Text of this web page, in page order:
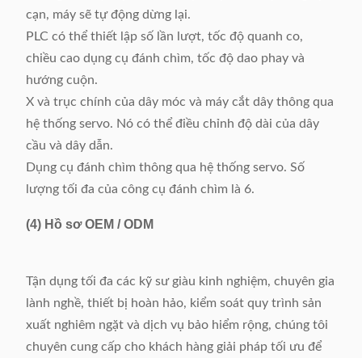
cạn, máy sẽ tự động dừng lại.
PLC có thể thiết lập số lần lượt, tốc độ quanh co,
chiều cao dụng cụ đánh chìm, tốc độ dao phay và
hướng cuộn.
X và trục chính của dây móc và máy cắt dây thông qua
hệ thống servo. Nó có thể điều chỉnh độ dài của dây
cầu và dây dẫn.
Dụng cụ đánh chìm thông qua hệ thống servo. Số
lượng tối đa của công cụ đánh chìm là 6.
(4) Hồ sơ OEM / ODM
Tận dụng tối đa các kỹ sư giàu kinh nghiệm, chuyên gia
lành nghề, thiết bị hoàn hảo, kiểm soát quy trình sản
xuất nghiêm ngặt và dịch vụ bảo hiểm rộng, chúng tôi
chuyên cung cấp cho khách hàng giải pháp tối ưu để